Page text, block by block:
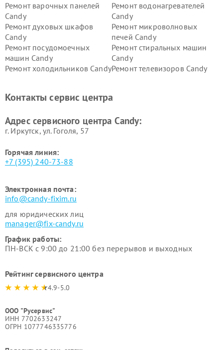
Ремонт варочных панелей
Candy
Ремонт водонагревателей
Candy
Ремонт духовых шкафов
Candy
Ремонт микроволновых
печей Candy
Ремонт посудомоечных
машин Candy
Ремонт стиральных машин
Candy
Ремонт холодильников CandyРемонт телевизоров Candy
Контакты сервис центра
Адрес сервисного центра Candy:
г. Иркутск, ул. ​Гоголя, 57
Горячая линия:
+7 (395) 240-73-88
Электронная почта:
info@candy-fixim.ru
для юридических лиц
manager@fix-candy.ru
График работы:
ПН-ВСК с 9:00 до 21:00 без перерывов и выходных
Рейтинг сервисного центра
4.9-5.0
ООО "Русервис"
ИНН 7702633247
ОГРН 1077746335776